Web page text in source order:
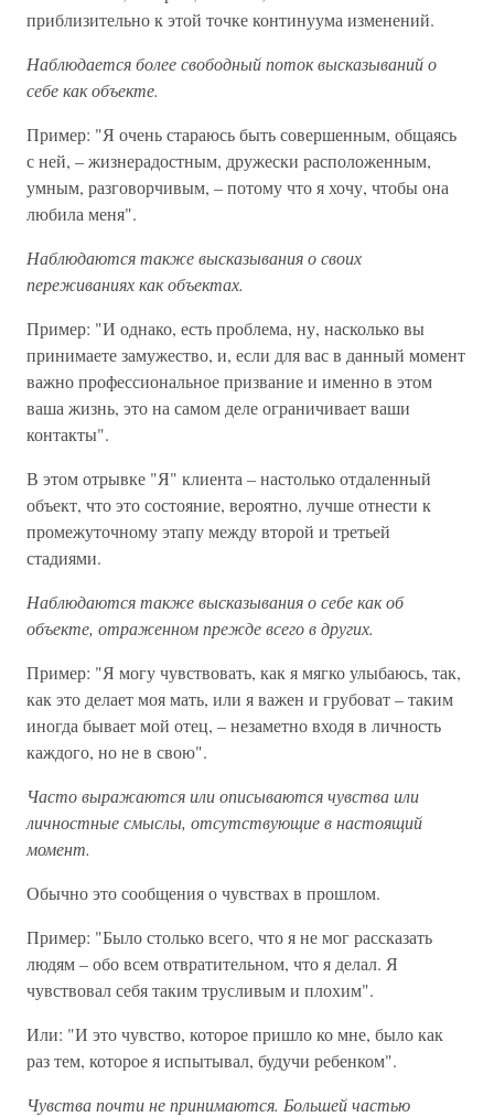
приблизительно к этой точке континуума изменений.
Наблюдается более свободный поток высказываний о
себе как объекте.
Пример: "Я очень стараюсь быть совершенным, общаясь
с ней, – жизнерадостным, дружески расположенным,
умным, разговорчивым, – потому что я хочу, чтобы она
любила меня".
Наблюдаются также высказывания о своих
переживаниях как объектах.
Пример: "И однако, есть проблема, ну, насколько вы
принимаете замужество, и, если для вас в данный момент
важно профессиональное призвание и именно в этом
ваша жизнь, это на самом деле ограничивает ваши
контакты".
В этом отрывке "Я" клиента – настолько отдаленный
объект, что это состояние, вероятно, лучше отнести к
промежуточному этапу между второй и третьей
стадиями.
Наблюдаются также высказывания о себе как об
объекте, отраженном прежде всего в других.
Пример: "Я могу чувствовать, как я мягко улыбаюсь, так,
как это делает моя мать, или я важен и грубоват – таким
иногда бывает мой отец, – незаметно входя в личность
каждого, но не в свою".
Часто выражаются или описываются чувства или
личностные смыслы, отсутствующие в настоящий
момент.
Обычно это сообщения о чувствах в прошлом.
Пример: "Было столько всего, что я не мог рассказать
людям – обо всем отвратительном, что я делал. Я
чувствовал себя таким трусливым и плохим".
Или: "И это чувство, которое пришло ко мне, было как
раз тем, которое я испытывал, будучи ребенком".
Чувства почти не принимаются. Большей частью